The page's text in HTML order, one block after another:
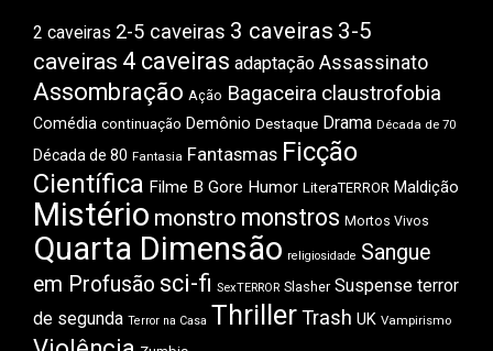
2 caveiras 2-5 caveiras 3 caveiras 3-5
caveiras 4 caveiras adaptação Assassinato
Assombração Ação Bagaceira claustrofobia
Comédia continuação Demônio Destaque Drama Década de 70
Década de 80 Fantasia Fantasmas Ficção
Científica Filme B Gore Humor LiteraTERROR Maldição
Mistério monstro monstros Mortos Vivos
Quarta Dimensão religiosidade Sangue
em Profusão sci-fi SexTERROR Slasher Suspense terror
de segunda Terror na Casa ThrillerTrash UK Vampirismo